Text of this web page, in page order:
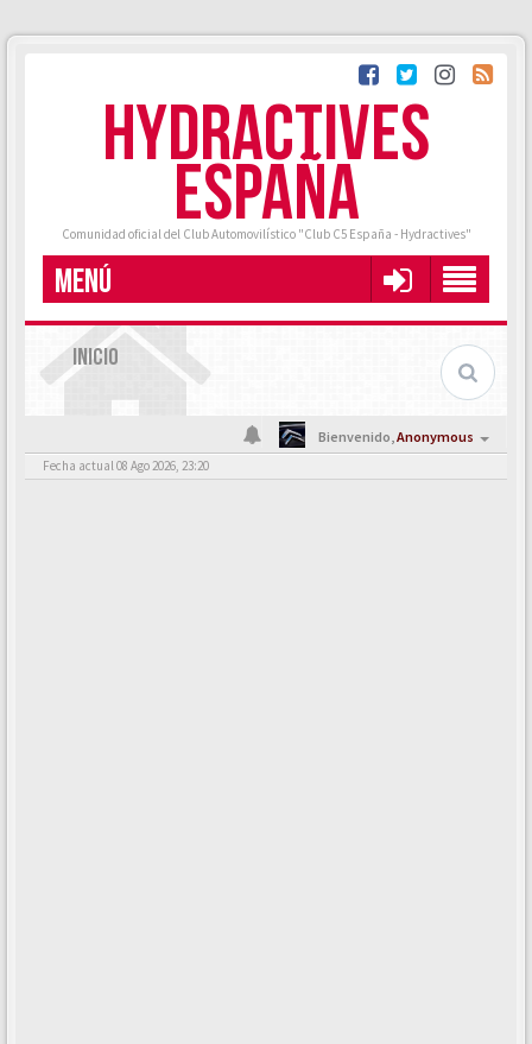
HYDRACTIVES
ESPAÑA
Comunidad oficial del Club Automovilístico "Club C5 España - Hydractives"
MENÚ
INICIO
Bienvenido,Anonymous
Fecha actual 08 Ago 2026, 23:20